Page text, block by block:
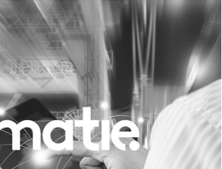
Purpose Marketing
Reputatie & crisis